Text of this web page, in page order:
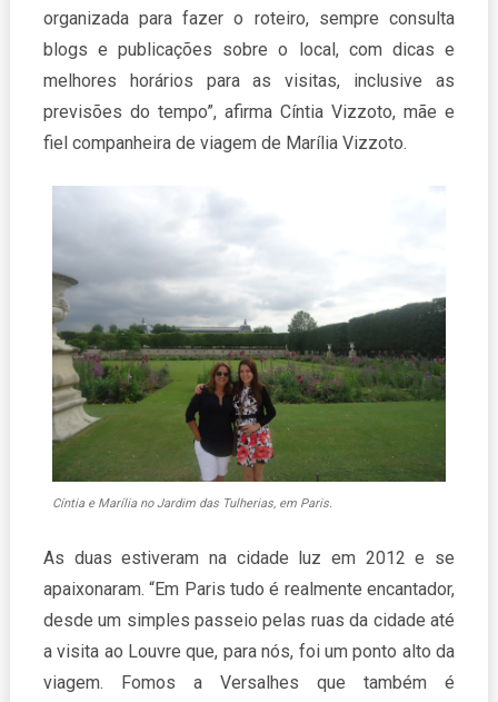
organizada para fazer o roteiro, sempre consulta
blogs e publicações sobre o local, com dicas e
melhores horários para as visitas, inclusive as
previsões do tempo”, afirma Cíntia Vizzoto, mãe e
fiel companheira de viagem de Marília Vizzoto.
Cíntia e Marília no Jardim das Tulherias, em Paris.
As duas estiveram na cidade luz em 2012 e se
apaixonaram. “Em Paris tudo é realmente encantador,
desde um simples passeio pelas ruas da cidade até
a visita ao Louvre que, para nós, foi um ponto alto da
viagem. Fomos a Versalhes que também é